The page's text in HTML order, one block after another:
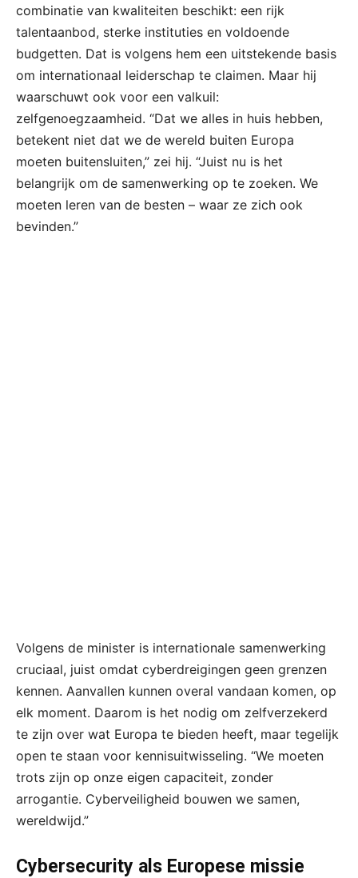
combinatie van kwaliteiten beschikt: een rijk
talentaanbod, sterke instituties en voldoende
budgetten. Dat is volgens hem een uitstekende basis
om internationaal leiderschap te claimen. Maar hij
waarschuwt ook voor een valkuil:
zelfgenoegzaamheid. “Dat we alles in huis hebben,
betekent niet dat we de wereld buiten Europa
moeten buitensluiten,” zei hij. “Juist nu is het
belangrijk om de samenwerking op te zoeken. We
moeten leren van de besten – waar ze zich ook
bevinden.”
Volgens de minister is internationale samenwerking
cruciaal, juist omdat cyberdreigingen geen grenzen
kennen. Aanvallen kunnen overal vandaan komen, op
elk moment. Daarom is het nodig om zelfverzekerd
te zijn over wat Europa te bieden heeft, maar tegelijk
open te staan voor kennisuitwisseling. “We moeten
trots zijn op onze eigen capaciteit, zonder
arrogantie. Cyberveiligheid bouwen we samen,
wereldwijd.”
Cybersecurity als Europese missie